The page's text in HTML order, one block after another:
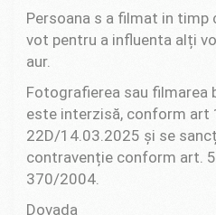
Persoana s a filmat in timp
vot pentru a influenta alți
aur.
Fotografierea sau filmarea
este interzisă, conform art
22D/14.03.2025 și se
contravenție conform art.
370/2004.
Dovada